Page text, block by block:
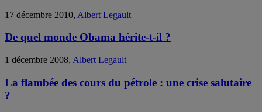
17 décembre 2010, Albert Legault
De quel monde Obama hérite-t-il ?
1 décembre 2008, Albert Legault
La flambée des cours du pétrole : une crise salutaire
?